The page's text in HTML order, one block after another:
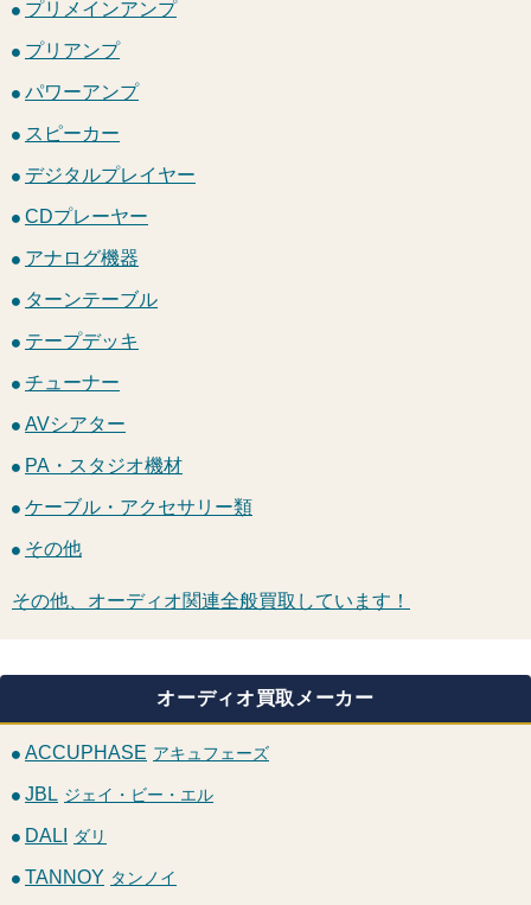
プリメインアンプ
プリアンプ
パワーアンプ
スピーカー
デジタルプレイヤー
CDプレーヤー
アナログ機器
ターンテーブル
テープデッキ
チューナー
AVシアター
PA・スタジオ機材
ケーブル・アクセサリー類
その他
その他、オーディオ関連全般買取しています！
オーディオ買取メーカー
ACCUPHASE アキュフェーズ
JBL ジェイ・ビー・エル
DALI ダリ
TANNOY タンノイ